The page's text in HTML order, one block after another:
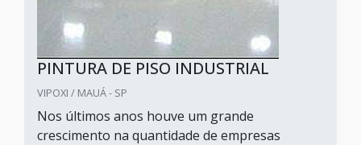
PINTURA DE PISO INDUSTRIAL
VIPOXI / MAUÁ - SP
Nos últimos anos houve um grande
crescimento na quantidade de empresas